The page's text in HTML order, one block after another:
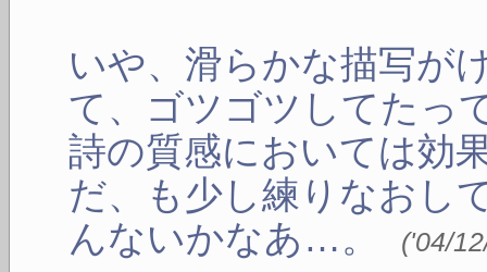
いや、滑らかな描写が
て、ゴツゴツしてたっ
詩の質感においては効
だ、も少し練りなおし
んないかなあ…。
('04/